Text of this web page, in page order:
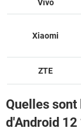
Vivo
Xiaomi
ZTE
Quelles
d'Android 12